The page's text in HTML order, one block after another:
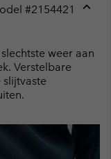
#2154421
weer aan
Verstelbare